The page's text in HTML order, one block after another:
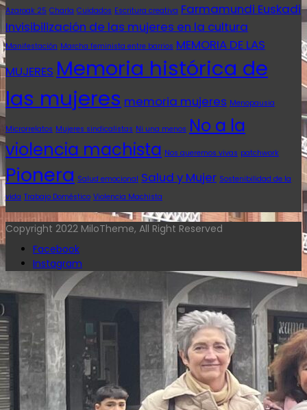
Azaroak 25 Charla Cuidados Escritura creativa Farmamundi Euskadi
Invisibilización de las mujeres en la cultura
Manifestación Marcha feminista entre barrios MEMORIA DE LAS
MUJERES Memoria histórica de
las mujeres memoria mujeres Menopausia
Microrrelatos Mujeres sindicalistas Ni una menos No a la
violencia machista Nos queremos vivas patchwork
Pionera Salud emocional Salud y Mujer Sostenibilidad de la
vida Trabajo Doméstico Violencia Machista
Copyright 2022 MiloTheme, All Right Reserved
Facebook
Instagram